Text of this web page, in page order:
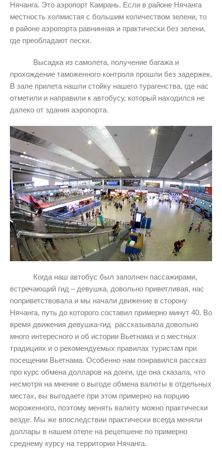
Нячанга. Это аэропорт Камрань. Если в районе Нячанга
местность холмистая с большим количеством зелени, то
в районе аэропорта равнинная и практически без зелени,
где преобладают пески.
Высадка из самолета, получение багажа и
прохождение таможенного контроля прошли без задержек.
В зале прилета нашли стойку нашего турагенства, где нас
отметили и направили к автобусу, который находился не
далеко от здания аэропорта.
Когда наш автобус был заполнен пассажирами,
встречающий гид – девушка, довольно приветливая, нас
поприветствовала и мы начали движение в сторону
Нячанга, путь до которого составил примерно минут 40. Во
время движения девушка-гид рассказывала довольно
много интересного и об истории Вьетнама и о местных
традициях и о рекомендуемых правилах туристам при
посещении Вьетнама. Особенно нам понравился рассказ
про курс обмена долларов на донги, где она сказала, что
несмотря на мнение о выгоде обмена валюты в отдельных
местах, вы выгодаете при этом примерно на порцию
мороженного, поэтому менять валюту можно практически
везде. Мы же впоследствии практически всегда меняли
доллары в нашем отеле на рецепшене по примерно
среднему курсу на территории Нячанга.